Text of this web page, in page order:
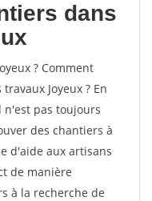
dans
? Comment
Joyeux ? En
pas toujours
des chantiers à
d'aide aux artisans
de manière
à la recherche de